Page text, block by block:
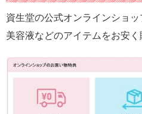
資生堂の公式オンラインショ
美容液などのアイテムをお安く